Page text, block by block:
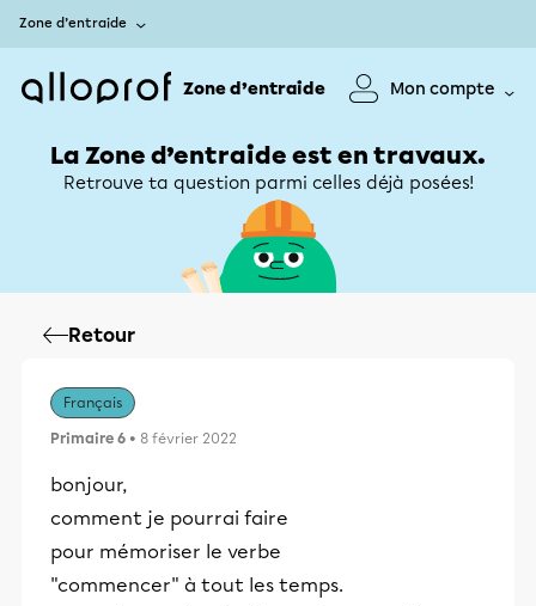
Zone d’entraide
Zone d’entraide Mon compte
La Zone d’entraide est en travaux.
Retrouve ta question parmi celles déjà posées!
Retour
Français
Primaire 6 • 8 février 2022
bonjour,
comment je pourrai faire
pour mémoriser le verbe
"commencer" à tout les temps.